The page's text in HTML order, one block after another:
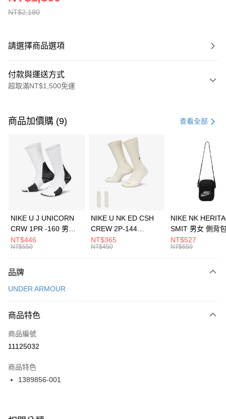
NT$2,180
請選擇商品選項
付款與運送方式
超取滿NT$1,500免運
信用卡一次付款
3 期 0 利率 每期 21家銀行
合作金庫商業銀行
第一商業銀行
華南商業銀行
彰化商業銀行
上海商業儲蓄銀行
元大商業銀行
台灣樂天信用卡公司
Apple Pay
全盈+PAY
AFTEE先享後付
【關於「AFTEE先享後付」】
便利好安心！
３．安心：先確認商品／服務後，再付款。
【「AFTEE先享後付」結帳流程】
１．於結帳方式選擇「AFTEE先享後付」後，將跳轉至「AFTEE先享後付」
２．訂單成立數日內，您將收到繳費通知簡訊。
３．收到繳費通知簡訊後14天內，點擊此簡訊中的連結，可透過四大超商／
ATM／網路銀行／等多元方式進行付款，方視為交易完成。
※ 交易是否成功請以「AFTEE先享後付 」之結帳頁面顯示為準，若有關於
運送方式
每筆NT$100，滿NT$1,500(含以上)免運費
宅配
每筆NT$100，滿NT$1,500(含以上)免運費
付款後門市自取
每筆NT$100，滿NT$1,500(含以上)免運費
商品加價購 (9) 查看全部
NIKE U J UNICORN
CRW 1PR -160 男女
中統襪 FZ3393100
NT$446
NT$550
NIKE U NK ED CSH
CREW 2P-144
EMBRDY 男女 短統襪
FZ3073133
NT$365
NT$450
NIKE NK
SMIT 男女 側背
BA5871010
NT$527
NT$650
品牌
UNDER ARMOUR
商品特色
商品編號
11125032
商品特色
1389856-001